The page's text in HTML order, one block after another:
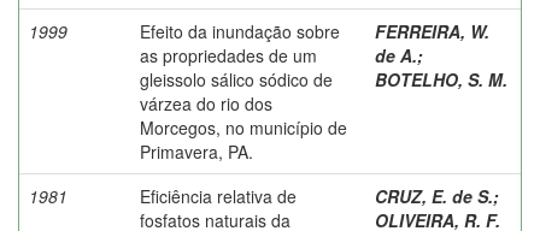
1999
Efeito da inundação sobre
as propriedades de um
gleissolo sálico sódico de
várzea do rio dos
Morcegos, no município de
Primavera, PA.
FERREIRA, W.
de A.;
BOTELHO, S. M.
1981
Eficiência relativa de
fosfatos naturais da
CRUZ, E. de S.;
OLIVEIRA, R. F.